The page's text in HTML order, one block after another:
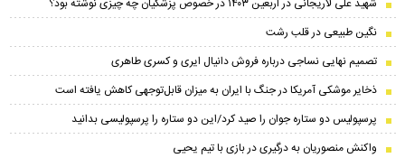
شهید علی لاریجانی در اربعین ۱۴۰۳ در خصوص پزشکیان چه چیزی نوشته بود؟
نگین طبیعی در قلب رشت
تصمیم نهایی نساجی درباره فروش دانیال ایری و کسری طاهری
ذخایر موشکی آمریکا در جنگ با ایران به میزان قابل‌توجهی کاهش یافته است
پرسپولیس دو ستاره جوان را صید کرد/این دو ستاره را پرسپولیسی بدانید
واکنش منصوریان به درگیری در بازی با تیم یحیی